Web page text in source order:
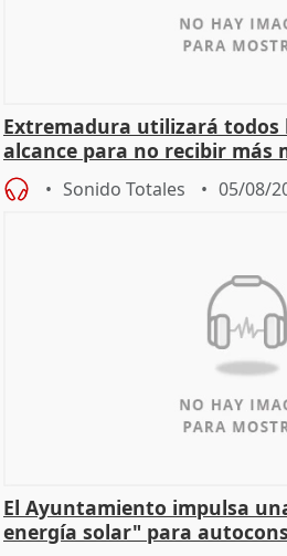
Extremadura utilizará todos
alcance para no recibir más
Sonido Totales 05/08/
El Ayuntamiento impulsa
energía solar" para